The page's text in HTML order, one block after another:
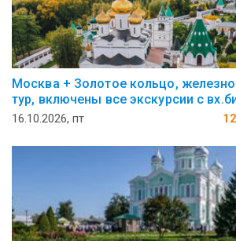
Москва + Золотое кольцо,
тур, включены все экскурсии с
16.10.2026, пт